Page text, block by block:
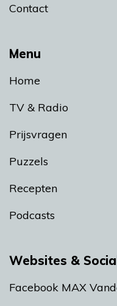
Menu
Home
TV & Radio
Prijsvragen
Puzzels
Recepten
Podcasts
Contact
Websites &
Facebook MAX